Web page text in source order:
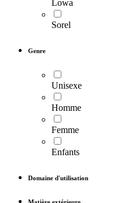
Lowa
Sorel
Genre
Unisexe
Homme
Femme
Enfants
Domaine d'utilisation